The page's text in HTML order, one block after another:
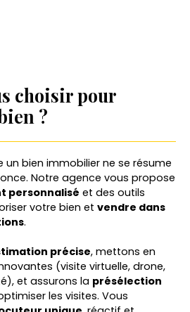
choisir pour
?
un bien immobilier ne se résume
Notre agence vous propose
personnalisé et des outils
votre bien et vendre dans
.
précise, mettons en
(visite virtuelle, drone,
et assurons la présélection
les visites. Vous